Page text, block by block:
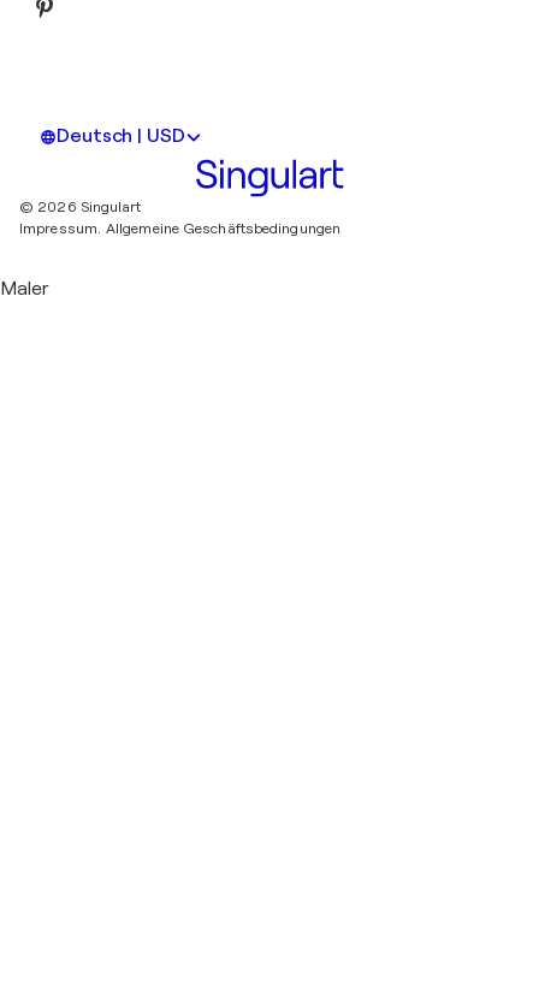
Deutsch | USD
© 2026 Singulart
Impressum. Allgemeine Geschäftsbedingungen
Maler